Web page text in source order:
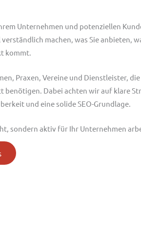
Unternehmen und potenziellen
machen, was Sie anbieten,
kommt.
Praxen, Vereine und Dienstleister,
Dabei achten wir auf klare
und eine solide SEO-Grundlage.
sondern aktiv für Ihr Unternehmen